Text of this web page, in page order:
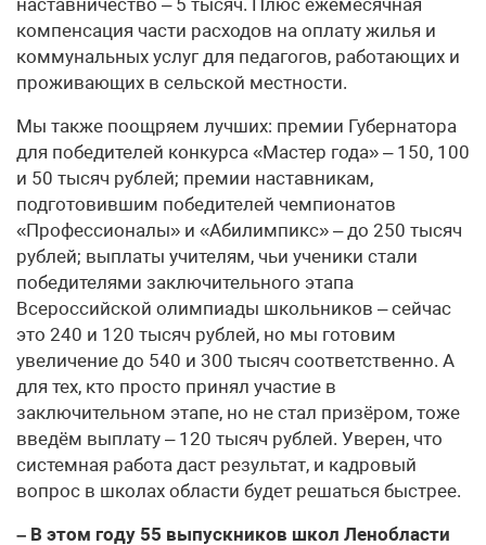
компенсация части расходов на оплату жилья и
коммунальных услуг для педагогов, работающих и
проживающих в сельской местности.
Мы также поощряем лучших: премии Губернатора
для победителей конкурса «Мастер года» – 150, 100
и 50 тысяч рублей; премии наставникам,
подготовившим победителей чемпионатов
«Профессионалы» и «Абилимпикс» – до 250 тысяч
рублей; выплаты учителям, чьи ученики стали
победителями заключительного этапа
Всероссийской олимпиады школьников – сейчас
это 240 и 120 тысяч рублей, но мы готовим
увеличение до 540 и 300 тысяч соответственно. А
для тех, кто просто принял участие в
заключительном этапе, но не стал призёром, тоже
введём выплату – 120 тысяч рублей. Уверен, что
системная работа даст результат, и кадровый
вопрос в школах области будет решаться быстрее.
– В этом году 55 выпускников школ Ленобласти